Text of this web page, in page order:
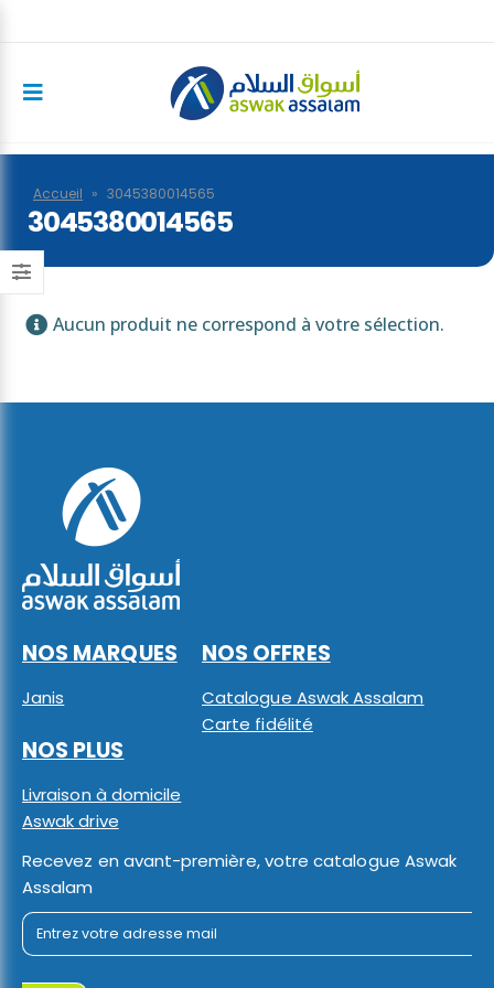
Accueil » 3045380014565
3045380014565
Aucun produit ne correspond à votre sélection.
NOS MARQUES
Janis
NOS OFFRES
Catalogue Aswak Assalam
Carte fidélité
NOS PLUS
Livraison à domicile
Aswak drive
Recevez en avant-première, votre catalogue Aswak
Assalam